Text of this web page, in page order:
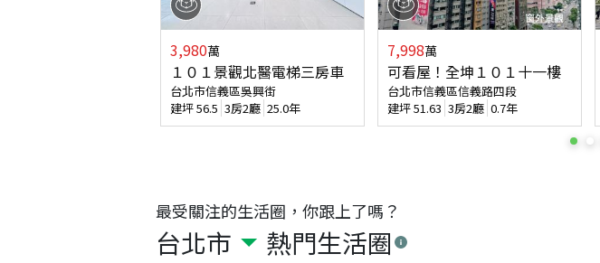
最受關注的生活圈，你跟上了嗎？
台北市 熱門生活圈
3,980萬
１０１景觀北醫電梯三房車
台北市信義區吳興街
建坪56.5 3房2廳 25.0年
7,998萬
可看屋！全坤１０１十一樓
台北市信義區信義路四段
建坪51.63 3房2廳 0.7年